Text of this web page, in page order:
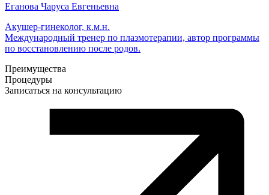
Еганова Чаруса Евгеньевна
Акушер-гинеколог, к.м.н.
Международный тренер по плазмотерапии, автор программы
по восстановлению после родов.
Преимущества
Процедуры
Записаться на консультацию